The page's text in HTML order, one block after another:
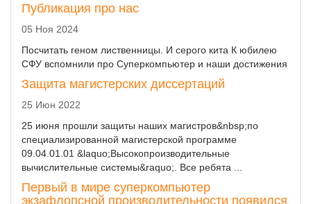
Публикация про нас
05 Ноя 2024
Посчитать геном лиственницы. И серого кита К юбилею
СФУ вспомнили про Суперкомпьютер и наши достижения
Защита магистерских диссертаций
25 Июн 2022
25 июня прошли защиты наших магистров&nbsp;по
специализированной магистерской программе
09.04.01.01 &laquo;Высокопроизводительные
вычислительные системы&raquo;. Все ребята ...
Первый в мире суперкомпьютер
экзафлопсной производительности появился